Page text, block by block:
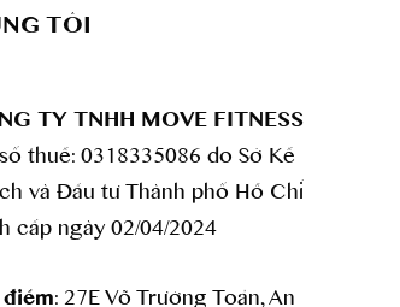
TÔI
TY TNHH MOVE FITNESS
thuế: 0318335086 do Sở Kế
và Đầu tư Thành phố Hồ Chí
cấp ngày 02/04/2024